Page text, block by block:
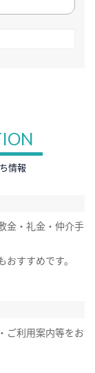
情報
金・礼金・仲介手
すすめです。
ご利用案内等をお